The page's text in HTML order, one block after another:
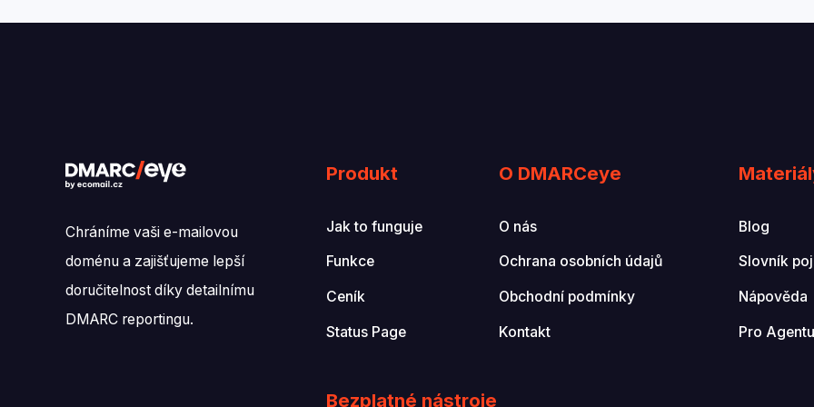
Chráníme vaši e-mailovou
doménu a zajišťujeme lepší
doručitelnost díky detailnímu
DMARC reportingu.
Produkt
Jak to funguje
Funkce
Ceník
Status Page
O DMARCeye
O nás
Ochrana osobních údajů
Obchodní podmínky
Kontakt
Blog
Slovník
Nápověda
Pro
Bezplatné nástroje